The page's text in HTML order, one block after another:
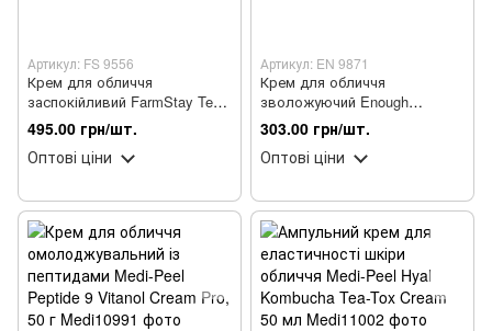
Артикул: FS 9556
Крем для обличчя
заспокійливий FarmStay Tea
Tree Biome Calming Cream, 80
мл
495.00 грн/шт.
Оптові ціни
Артикул: EN 9871
Крем для обличчя
зволожуючий Enough
Collagen 3X Moisture Cream з
колагеном 50 мл
303.00 грн/шт.
Оптові ціни